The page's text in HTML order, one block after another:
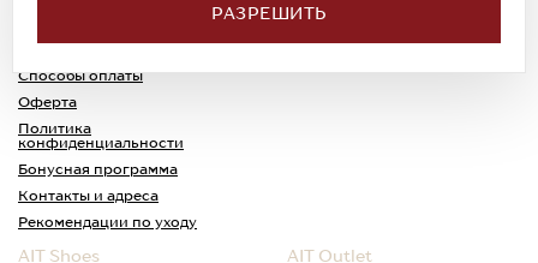
РАЗРЕШИТЬ
Доставка
Способы оплаты
Оферта
Политика
конфиденциальности
Обмен и возврат
Каспи-Ред
Бонусная программа
Контакты и адреса
Рекомендации по уходу
AIT Shoes AIT Outlet